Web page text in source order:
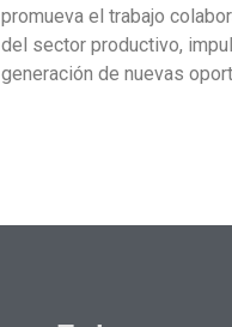
promueva el trabajo
del sector productivo,
generación de nuevas